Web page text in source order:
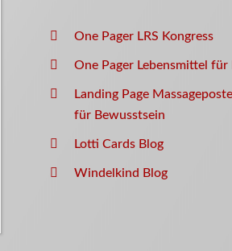
One Pager LRS Kongress
One Pager Lebensmittel für
Landing Page
für Bewusstsein
Lotti Cards Blog
Windelkind Blog